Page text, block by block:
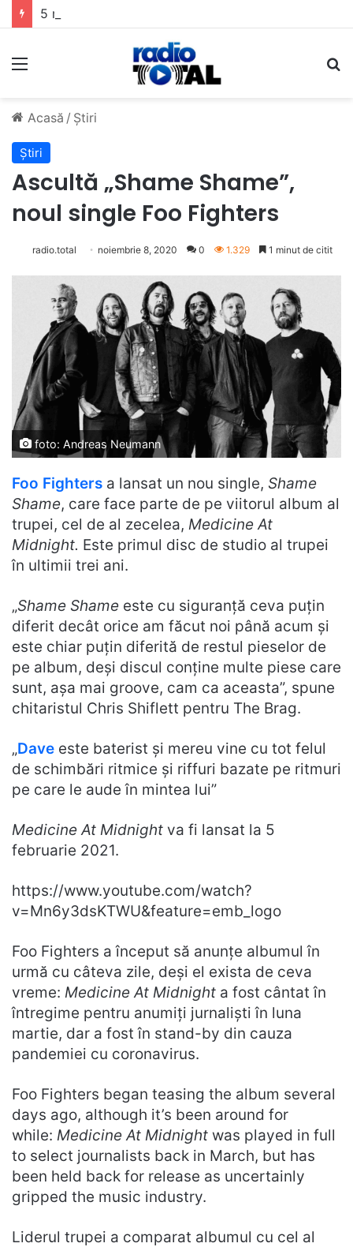
Meniu
Acasă / Știri
Știri
Ascultă „Shame Shame”,
noul single Foo Fighters
radio.total noiembrie 8, 2020 0 1.329 1 minut de citit
foto: Andreas Neumann
Foo Fighters a lansat un nou single, Shame
Shame, care face parte de pe viitorul album al
trupei, cel de al zecelea, Medicine At
Midnight. Este primul disc de studio al trupei
în ultimii trei ani.
„Shame Shame este cu siguranță ceva puțin
diferit decât orice am făcut noi până acum și
este chiar puțin diferită de restul pieselor de
pe album, deși discul conține multe piese care
sunt, așa mai groove, cam ca aceasta”, spune
chitaristul Chris Shiflett pentru The Brag.
„Dave este baterist și mereu vine cu tot felul
de schimbări ritmice și riffuri bazate pe ritmuri
pe care le aude în mintea lui”
Medicine At Midnight va fi lansat la 5
februarie 2021.
https://www.youtube.com/watch?
v=Mn6y3dsKTWU&feature=emb_logo
Foo Fighters a început să anunțe albumul în
urmă cu câteva zile, deși el exista de ceva
vreme: Medicine At Midnight a fost cântat în
întregime pentru anumiți jurnaliști în luna
martie, dar a fost în stand-by din cauza
pandemiei cu coronavirus.
Foo Fighters began teasing the album several
days ago, although it’s been around for
while: Medicine At Midnight was played in full
to select journalists back in March, but has
been held back for release as uncertainly
gripped the music industry.
Liderul trupei a comparat albumul cu cel al